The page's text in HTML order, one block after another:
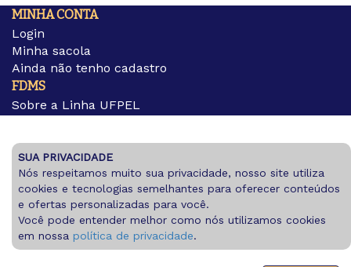
SUA PRIVACIDADE
Nós respeitamos muito sua privacidade, nosso site utiliza
cookies e tecnologias semelhantes para oferecer conteúdos
e ofertas personalizadas para você.
Você pode entender melhor como nós utilizamos cookies
em nossa política de privacidade.
MINHA CONTA
Login
Minha sacola
Ainda não tenho cadastro
FDMS
Sobre a Linha UFPEL
Dúvidas frequentes
Política de privacidade
Política de trocas
©2021 - CNPJ:
Desenvolvido por: